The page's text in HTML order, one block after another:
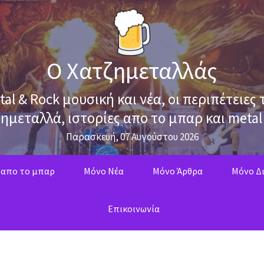
Ο Χατζημεταλλάς
& Rock μουσική και νέα, οι περιπέτειες
ιστορίες απο το μπαρ και
Παρασκευή, 07 Αυγούστου 2026
απο το μπαρ Mόνο Νέα Mόνο Άρθρα Μόνο
Επικοινωνία
χρόνος χωρίς τον Πρίγκιπα του Σκότους